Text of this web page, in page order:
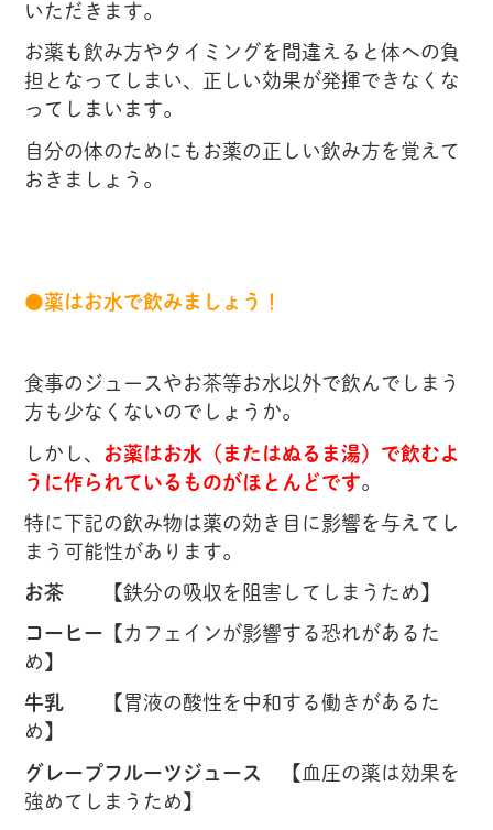
いただきます。
お薬も飲み方やタイミングを間違えると体への負
担となってしまい、正しい効果が発揮できなくな
ってしまいます。
自分の体のためにもお薬の正しい飲み方を覚えて
おきましょう。
●薬はお水で飲みましょう！
食事のジュースやお茶等お水以外で飲んでしまう
方も少なくないのでしょうか。
しかし、 お薬はお水（またはぬるま湯）で飲むよ
うに作られているものがほとんどです。
特に下記の飲み物は薬の効き目に影響を与えてし
まう可能性があります。
お茶 【鉄分の吸収を阻害してしまうため】
コーヒー 【カフェインが影響する恐れがあるた
め】
牛乳
【胃液の酸性を中和する働きがあるた
め】
グレープフルーツジュース
【血圧の薬は効果を
強めてしまうため】